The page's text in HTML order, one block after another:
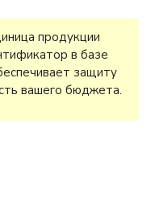
продукции
в базе
защиту
вашего бюджета.